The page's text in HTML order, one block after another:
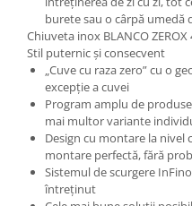
burete sau o cârpă umedă
Chiuveta inox BLANCO
Stil puternic și consecvent
„Cuve cu raza zero” cu o
excepție a cuvei
Program amplu de
mai multor variante
Design cu montare la
montare perfectă, fără
Sistemul de scurgere
întreținut